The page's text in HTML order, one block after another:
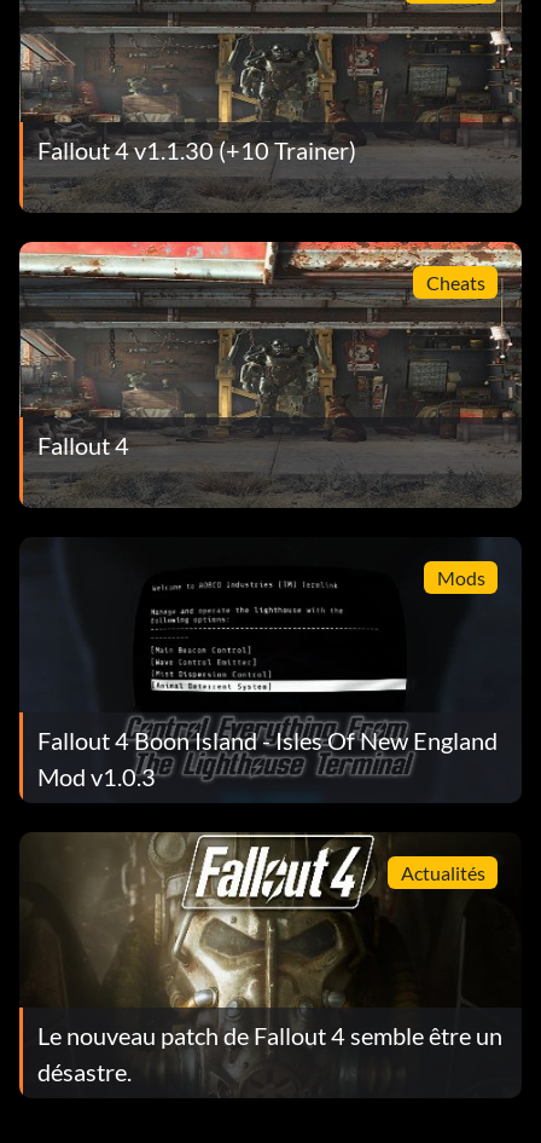
Fallout 4 v1.1.30 (+10 Trainer)
Cheats
Fallout 4
Mods
Fallout 4 Boon Island - Isles Of New England
Mod v1.0.3
Actualités
Le nouveau patch de Fallout 4 semble être un
désastre.